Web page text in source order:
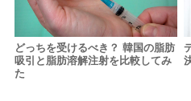
どっちを受けるべき？ 韓国の脂肪
吸引と脂肪溶解注射を比較してみ
た